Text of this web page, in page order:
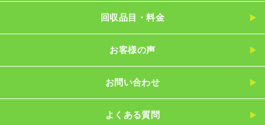
回収品目・料金
お客様の声
お問い合わせ
よくある質問